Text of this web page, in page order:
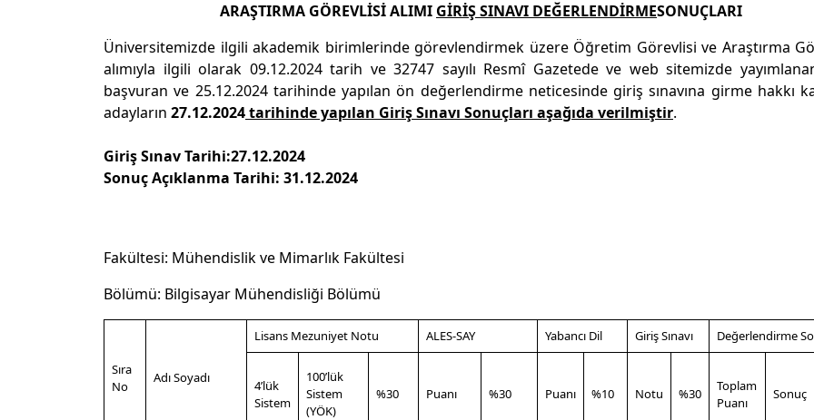
ARAŞTIRMA GÖREVLİSİ ALIMI GİRİŞ SINAVI DEĞERLENDİRMESONUÇLARI
Üniversitemizde ilgili akademik birimlerinde görevlendirmek üzere Öğretim Görevlisi ve Araştırma
alımıyla ilgili olarak 09.12.2024 tarih ve 32747 sayılı Resmî Gazetede ve web sitemizde
başvuran ve 25.12.2024 tarihinde yapılan ön değerlendirme neticesinde giriş sınavına girme hakkı
adayların 27.12.2024tarihinde yapılan Giriş Sınavı Sonuçları aşağıda verilmiştir.
Giriş Sınav Tarihi:27.12.2024
Sonuç Açıklanma Tarihi: 31.12.2024
Fakültesi: Mühendislik ve Mimarlık Fakültesi
Bölümü: Bilgisayar Mühendisliği Bölümü
Sıra
No
Adı Soyadı
Lisans Mezuniyet Notu ALES-SAY Yabancı Dil Giriş Sınavı Değerlendirme
4’lük
Sistem
100’lük
Sistem
(YÖK)
%30 Puanı %30 Puanı %10 Notu %30
Toplam
Puanı
Sonuç